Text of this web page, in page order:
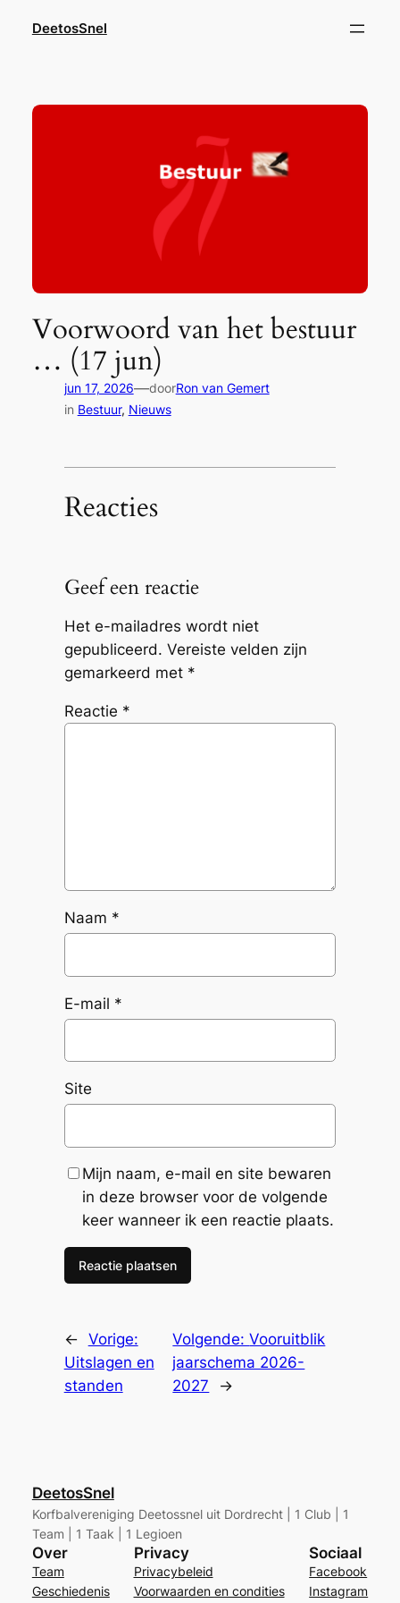
DeetosSnel
Voorwoord van het bestuur
… (17 jun)
jun 17, 2026—doorRon van Gemert
in Bestuur, Nieuws
Reacties
Geef een reactie
Het e-mailadres wordt niet
gepubliceerd. Vereiste velden zijn
gemarkeerd met *
Reactie *
Naam *
E-mail *
Site
Mijn naam, e-mail en site bewaren
in deze browser voor de volgende
keer wanneer ik een reactie plaats.
← Vorige:
Uitslagen en
standen
Volgende:Vooruitblik
jaarschema 2026-
2027
→
DeetosSnel
Korfbalvereniging Deetossnel uit Dordrecht | 1 Club | 1
Team | 1 Taak | 1 Legioen
Over
Team
Geschiedenis
Privacy
Privacybeleid
Voorwaarden en condities
Sociaal
Facebook
Instagram